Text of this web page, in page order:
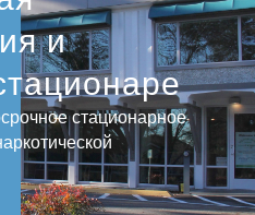
и
стационарное